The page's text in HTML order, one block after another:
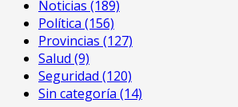
Noticias (189)
Política (156)
Provincias (127)
Salud (9)
Seguridad (120)
Sin categoría (14)